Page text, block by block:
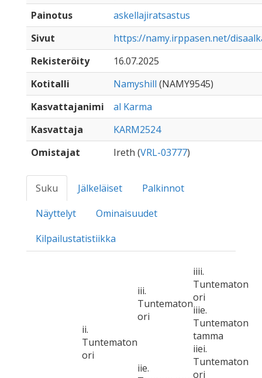
Painotus
askellajiratsastus
Sivut
https://namy.irppasen.net/
Rekisteröity
16.07.2025
Kotitalli
Namyshill (NAMY9545)
Kasvattajanimi
al Karma
Kasvattaja
KARM2524
Omistajat
Ireth (VRL-03777)
Suku Jälkeläiset
Palkinnot
Näyttelyt
Ominaisuudet
Kilpailustatistiikka
ii.
Tuntematon
ori
iii.
Tuntematon
ori
iiii.
Tuntematon
ori
iiie.
Tuntematon
tamma
iie.
iiei.
Tuntematon
ori